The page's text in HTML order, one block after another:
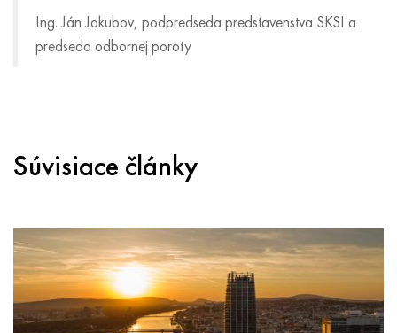
Ing. Ján Jakubov, podpredseda predstavenstva SKSI a
predseda odbornej poroty
Súvisiace články